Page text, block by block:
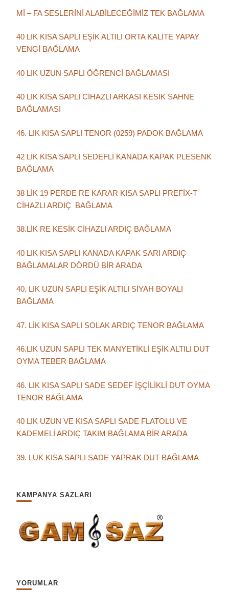
Mİ – FA SESLERİNİ ALABİLECEĞİMİZ TEK BAĞLAMA
40 LIK KISA SAPLI EŞİK ALTILI ORTA KALİTE YAPAY
VENGİ BAĞLAMA
40 LIK UZUN SAPLI ÖĞRENCİ BAĞLAMASI
40 LIK KISA SAPLI CİHAZLI ARKASI KESİK SAHNE
BAĞLAMASI
46. LIK KISA SAPLI TENOR (0259) PADOK BAĞLAMA
42 LİK KISA SAPLI SEDEFLİ KANADA KAPAK PLESENK
BAĞLAMA
38 LİK 19 PERDE RE KARAR KISA SAPLI PREFİX-T
CİHAZLI ARDIÇ BAĞLAMA
38.LİK RE KESİK CİHAZLI ARDIÇ BAĞLAMA
40 LIK KISA SAPLI KANADA KAPAK SARI ARDIÇ
BAĞLAMALAR DÖRDÜ BİR ARADA
40. LIK UZUN SAPLI EŞİK ALTILI SİYAH BOYALI
BAĞLAMA
47. LİK KISA SAPLI SOLAK ARDIÇ TENOR BAĞLAMA
46.LIK UZUN SAPLI TEK MANYETİKLİ EŞİK ALTILI DUT
OYMA TEBER BAĞLAMA
46. LIK KISA SAPLI SADE SEDEF İŞÇİLİKLİ DUT OYMA
TENOR BAĞLAMA
40 LIK UZUN VE KISA SAPLI SADE FLATOLU VE
KADEMELİ ARDIÇ TAKIM BAĞLAMA BİR ARADA
39. LUK KISA SAPLI SADE YAPRAK DUT BAĞLAMA
KAMPANYA SAZLARI
YORUMLAR